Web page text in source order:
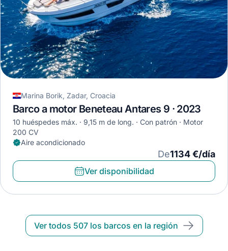
Marina Borik, Zadar, Croacia
Barco a motor Beneteau Antares 9 · 2023
10 huéspedes máx. 9,15 m de long. Con patrón
Motor
200 CV
Aire acondicionado
De1134 €/día
Ver disponibilidad
Ver todos 507 los barcos en la región